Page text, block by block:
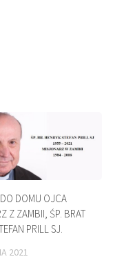
DOMU OJCA
Z ZAMBII, ŚP. BRAT
PRILL SJ.
2021